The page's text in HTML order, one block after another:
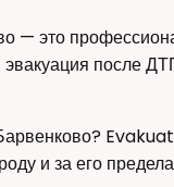
— это
после
и за его